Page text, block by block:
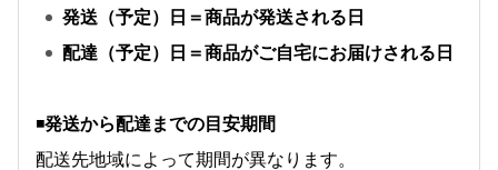
発送（予定）日＝商品が発送される日
配達（予定）日＝商品がご自宅にお届けされる日
◾️発送から配達までの目安期間
配送先地域によって期間が異なります。